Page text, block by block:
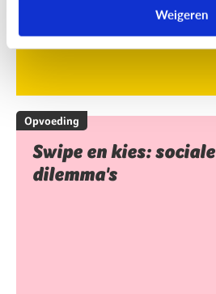
Weigeren
Opvoeding
Swipe en kies:
dilemma's